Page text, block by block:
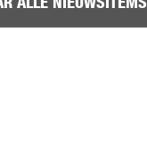
ALLE NIEUWSITEMS